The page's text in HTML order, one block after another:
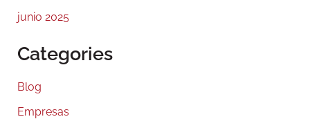
junio 2025
Categories
Blog
Empresas